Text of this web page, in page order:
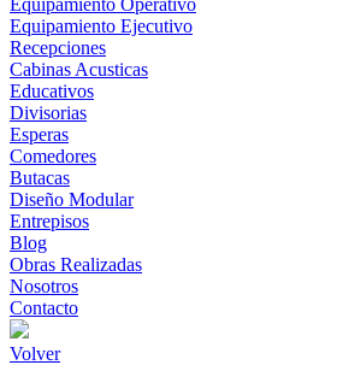
Equipamiento Operativo
Equipamiento Ejecutivo
Recepciones
Cabinas Acusticas
Educativos
Divisorias
Esperas
Comedores
Butacas
Diseño Modular
Entrepisos
Blog
Obras Realizadas
Nosotros
Contacto
Volver